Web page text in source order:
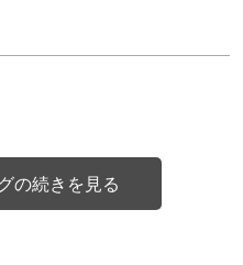
の続きを見る